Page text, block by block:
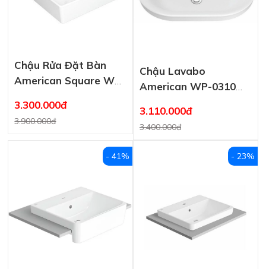
Chậu Rửa Đặt Bàn
American Square WP-
3.300.000đ
3.900.000đ
Chậu Lavabo
American WP-0310
3.110.000đ
3.400.000đ
- 41% - 23%